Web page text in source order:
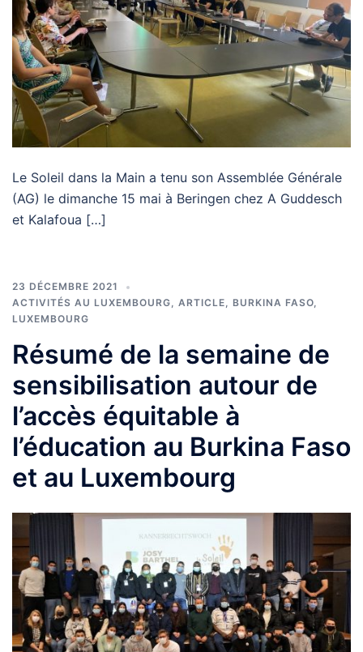
Le Soleil dans la Main a tenu son Assemblée Générale
(AG) le dimanche 15 mai à Beringen chez A Guddesch
et Kalafoua […]
23 DÉCEMBRE 2021
ACTIVITÉS AU LUXEMBOURG
ARTICLE BURKINA FASO
LUXEMBOURG
Résumé de la semaine de
sensibilisation autour de
l’accès équitable à
l’éducation au Burkina Faso
et au Luxembourg